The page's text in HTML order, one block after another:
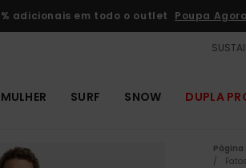
adicionais em todo o outlet Poupa Agora
MULHER SURF SNOW DUPLA
Página